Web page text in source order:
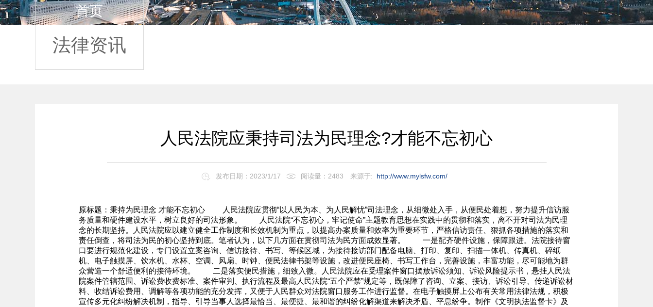
首页
法律资讯
人民法院应秉持司法为民理念?才能不忘初心
发布日期：2023/1/17 阅读量：2483 来源于: http://www.mylsfw.com/
原标题：秉持为民理念 才能不忘初心 人民法院应贯彻“以人民为本、为人民解忧”司法理念，从细微处入手，从便民处着想，努力提升信访服
务质量和硬件建设水平，树立良好的司法形象。 人民法院“不忘初心，牢记使命”主题教育思想在实践中的贯彻和落实，离不开对司法为民理
念的长期坚持。人民法院应以建立健全工作制度和长效机制为重点，以提高办案质量和效率为重要环节，严格信访责任、狠抓各项措施的落实和
责任倒查，将司法为民的初心坚持到底。笔者认为，以下几方面在贯彻司法为民方面成效显著。 一是配齐硬件设施，保障跟进。法院接待窗
口要进行规范化建设，专门设置立案咨询、信访接待、书写、等候区域，为接待接访部门配备电脑、打印、复印、扫描一体机、传真机、碎纸
机、电子触摸屏、饮水机、水杯、空调、风扇、时钟、便民法律书架等设施，改进便民座椅、书写工作台，完善设施，丰富功能，尽可能地为群
众营造一个舒适便利的接待环境。 二是落实便民措施，细致入微。人民法院应在受理案件窗口摆放诉讼须知、诉讼风险提示书，悬挂人民法
院案件管辖范围、诉讼费收费标准、案件审判、执行流程及最高人民法院“五个严禁”规定等，既保障了咨询、立案、接访、诉讼引导、传递诉讼材
料、收结诉讼费用、调解等各项功能的充分发挥，又便于人民群众对法院窗口服务工作进行监督。在电子触摸屏上公布有关常用法律法规，积极
宣传多元化纠纷解决机制，指导、引导当事人选择最恰当、最便捷、最和谐的纠纷化解渠道来解决矛盾、平息纷争。制作《文明执法监督卡》及